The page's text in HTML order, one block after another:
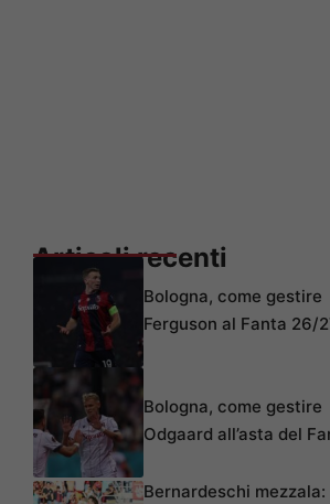
Articoli recenti
Bologna, come gestire
Ferguson al Fanta 26/
Bologna, come gestire
Odgaard all’asta del
Bernardeschi mezzala: